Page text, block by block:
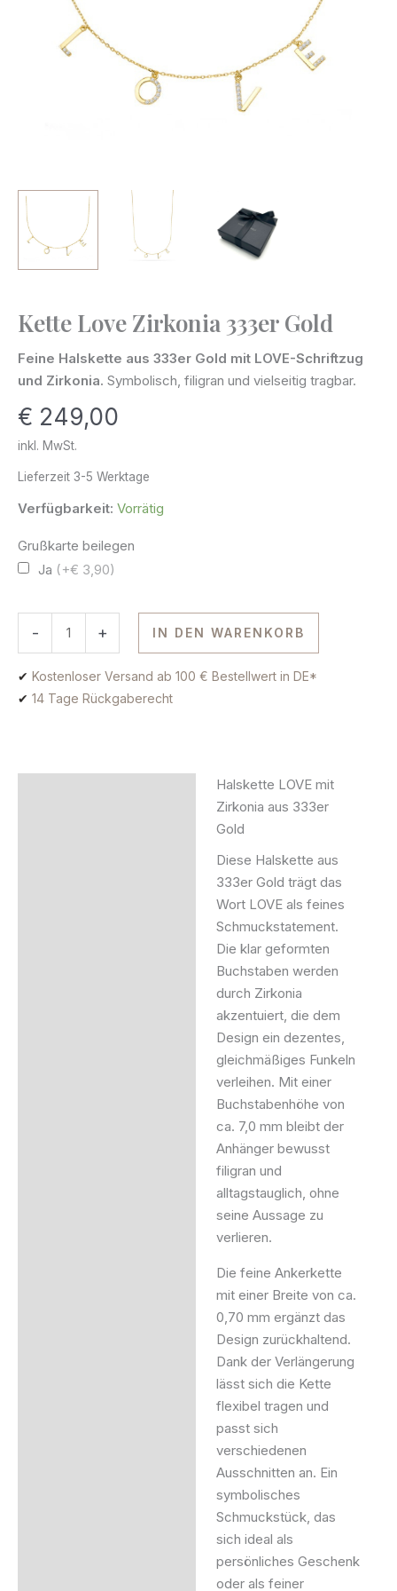
Kette Love Zirkonia 333er Gold
Feine Halskette aus 333er Gold mit LOVE-Schriftzug
und Zirkonia. Symbolisch, filigran und vielseitig tragbar.
€ 249,00
inkl. MwSt.
Lieferzeit 3-5 Werktage
Verfügbarkeit: Vorrätig
Grußkarte beilegen
Ja (+€ 3,90)
-
Kette
Gold
Menge
+ IN DEN WARENKORB
✔ Kostenloser Versand ab 100 € Bestellwert in DE*
✔ 14 Tage Rückgaberecht
Halskette LOVE mit
Zirkonia aus 333er
Gold
Diese Halskette aus
333er Gold trägt das
Wort LOVE als feines
Schmuckstatement.
Die klar geformten
Buchstaben werden
durch Zirkonia
akzentuiert, die dem
Design ein dezentes,
gleichmäßiges Funkeln
verleihen. Mit einer
Buchstabenhöhe von
ca. 7,0 mm bleibt der
Anhänger bewusst
filigran und
alltagstauglich, ohne
seine Aussage zu
verlieren.
Die feine Ankerkette
mit einer Breite von ca.
0,70 mm ergänzt das
Design zurückhaltend.
Dank der Verlängerung
lässt sich die Kette
flexibel tragen und
passt sich
verschiedenen
Ausschnitten an. Ein
symbolisches
Schmuckstück, das
sich ideal als
persönliches Geschenk
oder als feiner